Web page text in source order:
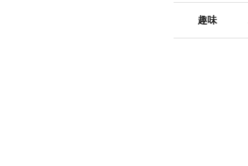
趣味